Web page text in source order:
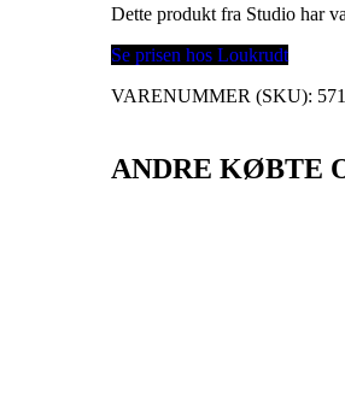
Dette produkt fra Studio har
Se prisen hos Loukrudt
VARENUMMER (SKU):
ANDRE KØBTE